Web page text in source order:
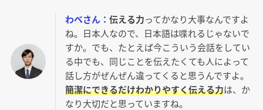
わべさん： 伝える力ってかなり大事なんですよ
ね。日本人なので、日本語は喋れるじゃないで
すか。でも、たとえば今こういう会話をしてい
る中でも、同じことを伝えたくても人によって
話し方がぜんぜん違ってくると思うんですよ。
簡潔にできるだけわかりやすく伝える力は、か
なり大切だと思っていますね。